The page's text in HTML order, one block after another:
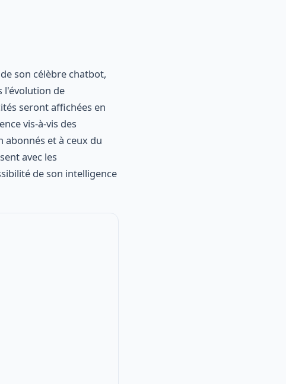
son célèbre chatbot,
l'évolution de
seront affichées en
vis-à-vis des
abonnés et à ceux du
avec les
de son intelligence